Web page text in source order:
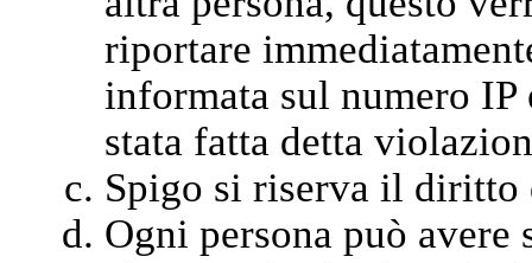
riportare
informata sul numero
stata fatta detta
Spigo si riserva il diritto
Ogni persona può